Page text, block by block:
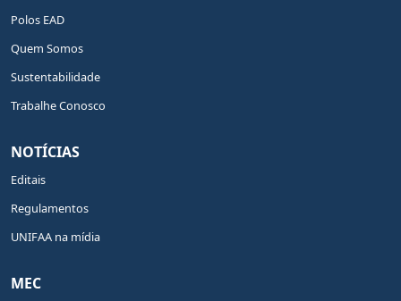
Polos EAD
Quem Somos
Sustentabilidade
Trabalhe Conosco
NOTÍCIAS
Editais
Regulamentos
UNIFAA na mídia
MEC